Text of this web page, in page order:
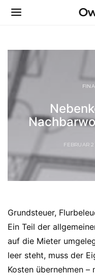
FEBRUAR
Grundsteuer,
Ein Teil der
auf die Mieter
leer steht, muss der
Kosten übernehmen –